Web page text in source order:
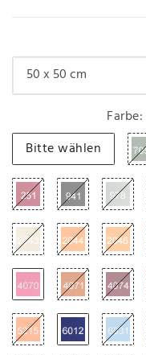
Farbe:
Bitte wählen